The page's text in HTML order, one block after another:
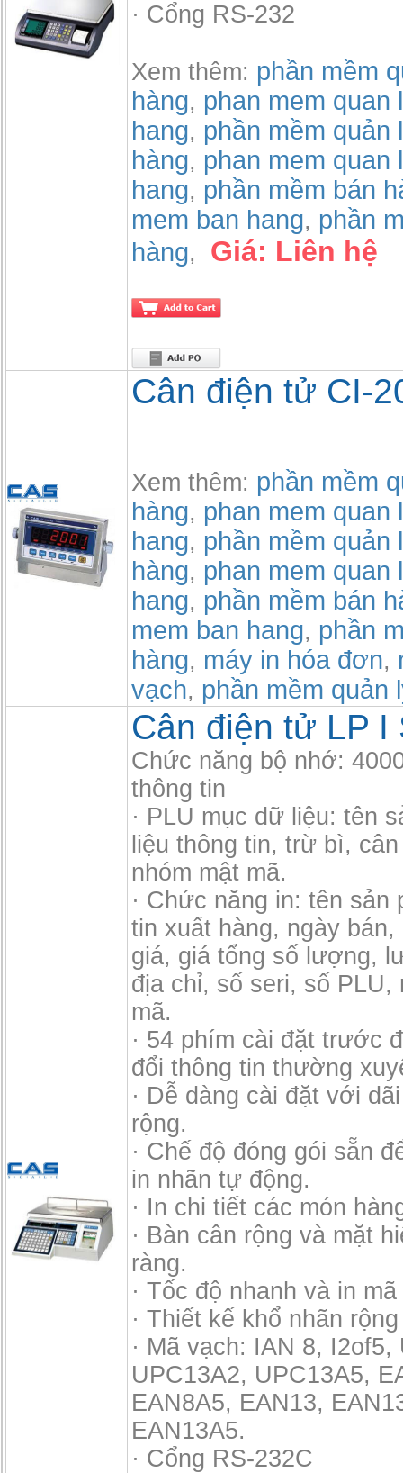
· Cổng RS-232
Xem thêm: phần mềm
hàng, phan mem quan
hang, phần mềm quản
hàng, phan mem quan
hang, phần mềm bán
mem ban hang, phần
hàng, Giá: Liên hệ
Cân điện tử CI-
Xem thêm: phần mềm
hàng, phan mem quan
hang, phần mềm quản
hàng, phan mem quan
hang, phần mềm bán
mem ban hang, phần
hàng, máy in hóa đơn,
vạch, phần mềm quản
Cân điện tử LP I
Chức năng bộ nhớ:
thông tin
· PLU mục dữ liệu: tên
liệu thông tin, trừ bì,
nhóm mật mã.
· Chức năng in: tên sản
tin xuất hàng, ngày
giá, giá tổng số lượng,
địa chỉ, số seri, số PLU,
mã.
· 54 phím cài đặt trước
đổi thông tin thường
· Dễ dàng cài đặt với
rộng.
· Chế độ đóng gói sẵn
in nhãn tự động.
· In chi tiết các món
· Bàn cân rộng và mặt
ràng.
· Tốc độ nhanh và in
· Thiết kế khổ nhãn
· Mã vạch: IAN 8, I2of5,
UPC13A2, UPC13A5,
EAN8A5, EAN13,
EAN13A5.
· Cổng RS-232C